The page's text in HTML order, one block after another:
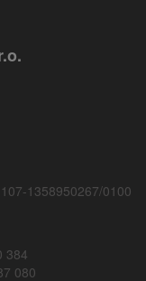
1358950267/0100
384
080